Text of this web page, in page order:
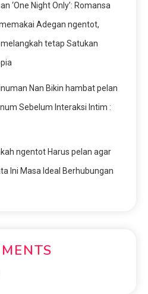
‘One Night Only’: Romansa
Adegan ngentot,
tetap Satukan
Nan Bikin hambat pelan
Sebelum Interaksi Intim :
ngentot Harus pelan agar
Ini Masa Ideal Berhubungan